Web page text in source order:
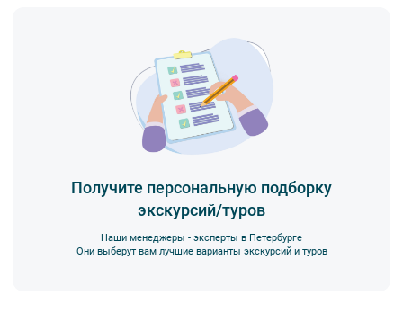
Получите персональную подборку
экскурсий/туров
Наши менеджеры - эксперты в Петербурге
Они выберут вам лучшие варианты экскурсий и туров